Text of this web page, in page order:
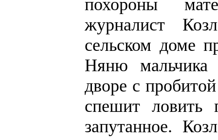
похороны
журналист
сельском доме
Няню мальчика
дворе с
спешит ловить
запутанное.